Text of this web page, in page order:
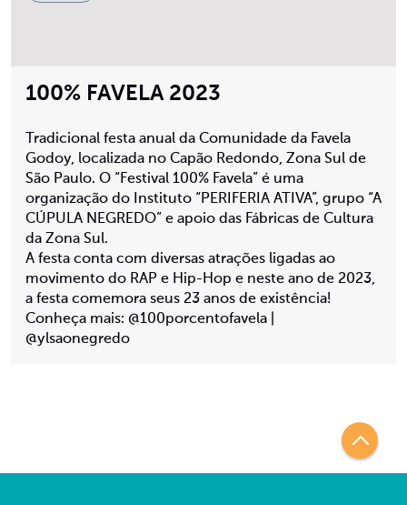
100% FAVELA 2023
Tradicional festa anual da Comunidade da Favela
Godoy, localizada no Capão Redondo, Zona Sul de
São Paulo. O “Festival 100% Favela” é uma
organização do Instituto “PERIFERIA ATIVA”, grupo “A
CÚPULA NEGREDO” e apoio das Fábricas de Cultura
da Zona Sul.
A festa conta com diversas atrações ligadas ao
movimento do RAP e Hip-Hop e neste ano de 2023,
a festa comemora seus 23 anos de existência!
Conheça mais: @100porcentofavela |
@ylsaonegredo